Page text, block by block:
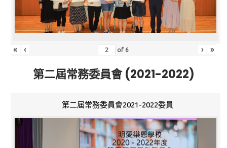
« ‹ of 6 › »
第二屆常務委員會 (2021-2022)
第二屆常務委員會2021-2022委員